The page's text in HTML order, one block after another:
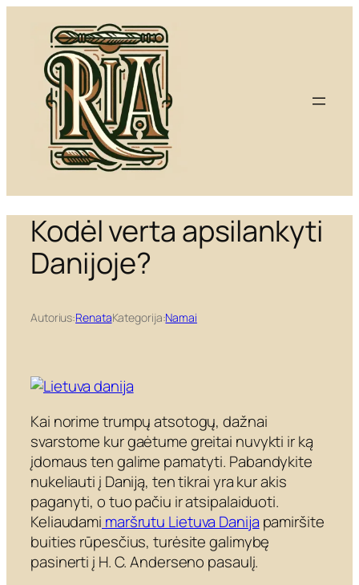
turinio
Kodėl verta apsilankyti
Danijoje?
Autorius:RenataKategorija:Namai
Kai norime trumpų atsotogų, dažnai
svarstome kur gaėtume greitai nuvykti ir ką
įdomaus ten galime pamatyti. Pabandykite
nukeliauti į Daniją, ten tikrai yra kur akis
paganyti, o tuo pačiu ir atsipalaiduoti.
Keliaudami maršrutu Lietuva Danija pamiršite
buities rūpesčius, turėsite galimybę
pasinerti į H. C. Anderseno pasaulį.